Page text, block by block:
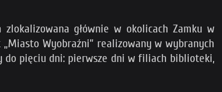
głównie w okolicach Zamku w
Wyobraźni” realizowany w wybranych
do pięciu dni: pierwsze dni w filiach biblioteki,